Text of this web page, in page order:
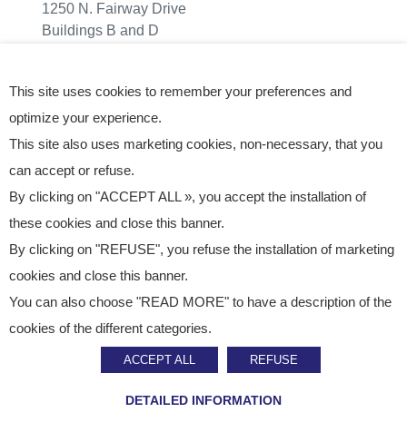
1250 N. Fairway Drive
Buildings B and D
Staci Americas
Buildings B and D
Avondale, AZ 85323 - USA
+1 623-907-0988
This site uses cookies to remember your preferences and
optimize your experience.
This site also uses marketing cookies, non-necessary, that you
can accept or refuse.
By clicking on "ACCEPT ALL », you accept the installation of
these cookies and close this banner.
By clicking on "REFUSE", you refuse the installation of marketing
cookies and close this banner.
You can also choose "READ MORE" to have a description of the
cookies of the different categories.
ACCEPT ALL REFUSE
DETAILED INFORMATION